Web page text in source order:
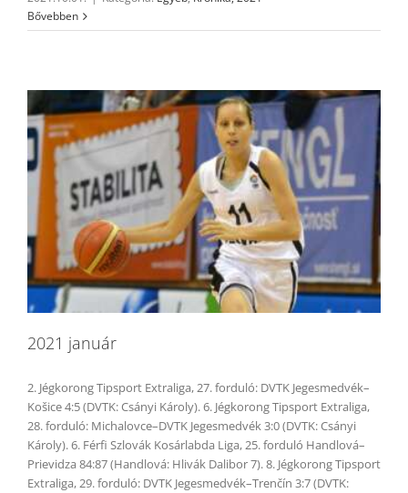
Bővebben
2021 január
2. Jégkorong Tipsport Extraliga, 27. forduló: DVTK Jegesmedvék–
Košice 4:5 (DVTK: Csányi Károly). 6. Jégkorong Tipsport Extraliga,
28. forduló: Michalovce–DVTK Jegesmedvék 3:0 (DVTK: Csányi
Károly). 6. Férfi Szlovák Kosárlabda Liga, 25. forduló Handlová–
Prievidza 84:87 (Handlová: Hlivák Dalibor 7). 8. Jégkorong Tipsport
Extraliga, 29. forduló: DVTK Jegesmedvék–Trenčín 3:7 (DVTK: